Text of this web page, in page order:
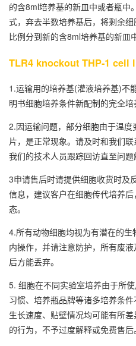
的含8ml培养基的新皿中或者瓶中
式，弃去半数培养基后，将剩余
比例分到新的含8ml培养基的新皿
TLR4 knockout THP-1 cell
1.运输用的培养基(灌液培养基)不
明书细胞培养条件新配制的完全培
2.因运输问题，部分细胞由于温
片，是正常现象。请及时和我们
我们的技术人员跟踪回访直至问题
3申请售后时请提供细胞收货时及
信息，建议客户在细胞传代培养
态。
4.所有动物细胞均视为有潜在的
内操作，并请注意防护，所有废
后方能丢弃。
5. 细胞在不同实验室培养由于所
习惯、培养瓶品牌等诸多培养条件
生长速度、贴壁情况均可能有所
的行为，不予过度解释或免费售后。